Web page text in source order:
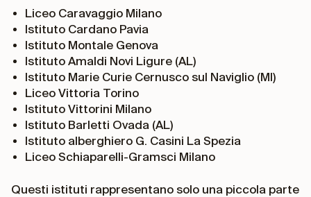
Liceo Caravaggio Milano
Istituto Cardano Pavia
Istituto Montale Genova
Istituto Amaldi Novi Ligure (AL)
Istituto Marie Curie Cernusco sul Naviglio (MI)
Liceo Vittoria Torino
Istituto Vittorini Milano
Istituto Barletti Ovada (AL)
Istituto alberghiero G. Casini La Spezia
Liceo Schiaparelli-Gramsci Milano
Questi istituti rappresentano solo una piccola parte